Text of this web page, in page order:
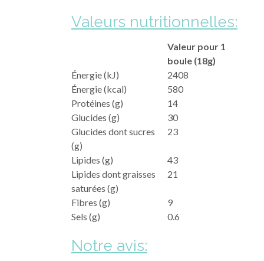
Valeurs nutritionnelles:
Valeur pour 1
boule (18g)
Énergie (kJ)
2408
Énergie (kcal)
580
Protéines (g)
14
Glucides (g)
30
Glucides dont sucres
(g)
23
Lipides (g)
43
Lipides dont graisses
saturées (g)
21
Fibres (g)
9
Sels (g)
0.6
Notre avis: